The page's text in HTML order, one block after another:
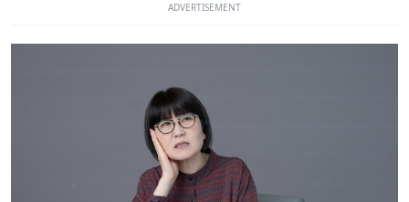
ADVERTISEMENT